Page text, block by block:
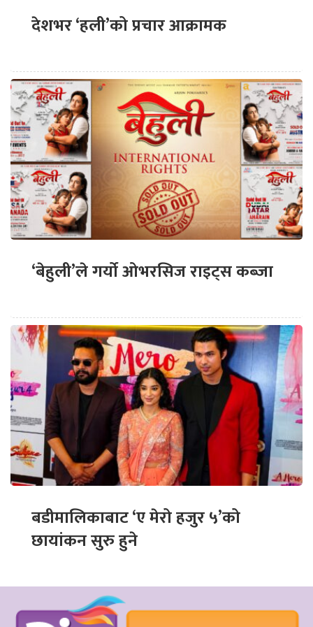
देशभर ‘हली’को प्रचार आक्रामक
‘बेहुली’ले गर्यो ओभरसिज राइट्स कब्जा
बडीमालिकाबाट ‘ए मेरो हजुर ५’को
छायांकन सुरु हुने